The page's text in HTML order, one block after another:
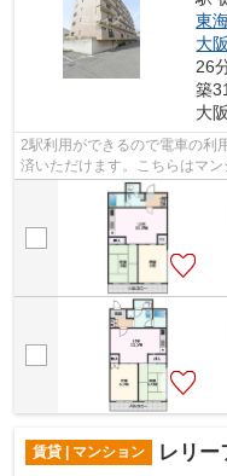
東
大
26
築
大
2駅利用ができるので電車の利
済いただけます。こちらはマ
ごみ置き場・エレベータなどが
賃貸 | マンション レリー